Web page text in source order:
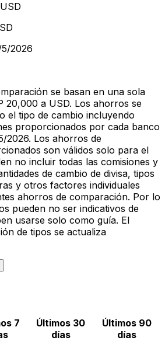
2026
se basan en una sola
20,000 a USD. Los ahorros se
el tipo de cambio incluyendo
proporcionados por cada banco
2026. Los ahorros de
son válidos solo para el
no incluir todas las comisiones y
de cambio de divisa, tipos
y otros factores individuales
ahorros de comparación. Por lo
pueden no ser indicativos de
usarse solo como guía. El
de tipos se actualiza
7
Últimos 30
días
Últimos 90
días